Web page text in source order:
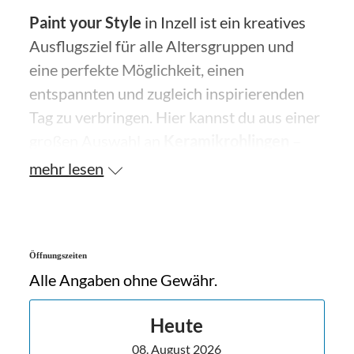
Paint your Style in Inzell ist ein kreatives
Ausflugsziel für alle Altersgruppen und
eine perfekte Möglichkeit, einen
entspannten und zugleich inspirierenden
Tag zu verbringen. Hier kannst du aus einer
darunter Tassen, Teller, Schalen, Figuren
Dir stehen verschiedene Farben, Pinsel und
zahlreichekreative Hilfsmittelwie
Schablonen, Stempel und Klebebänder zur
Verfügung, um deine Ideen umzusetzen.
mehr lesen
Öffnungszeiten
Alle Angaben ohne Gewähr.
Heute
08. August 2026